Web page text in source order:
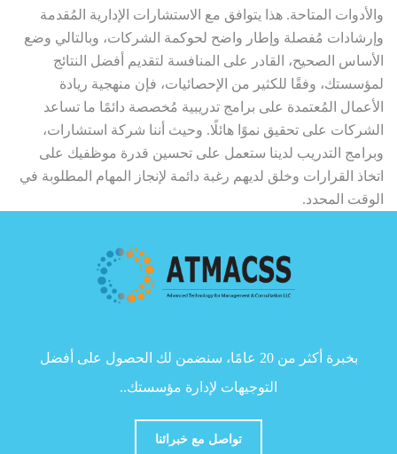
والأدوات المتاحة. هذا يتوافق مع الاستشارات الإدارية المُقدمة
وإرشادات مُفصلة وإطار واضح لحوكمة الشركات، وبالتالي وضع
الأساس الصحيح، القادر على المنافسة لتقديم أفضل النتائج
لمؤسستك، وفقًا للكثير من الإحصائيات، فإن منهجية ريادة
الأعمال المُعتمدة على برامج تدريبية مُخصصة دائمًا ما تساعد
الشركات على تحقيق نموًا هائلًا. وحيث أننا شركة استشارات،
وبرامج التدريب لدينا ستعمل على تحسين قدرة موظفيك على
اتخاذ القرارات وخلق لديهم رغبة دائمة لإنجاز المهام المطلوبة في
الوقت المحدد.
بخبرة أكثر من 20 عامًا، سنضمن لك الحصول على أفضل
التوجيهات لإدارة مؤسستك..
تواصل مع خبرائنا